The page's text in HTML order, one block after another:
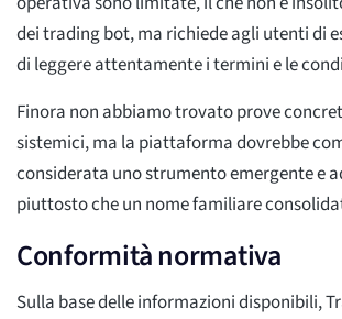
dei trading bot, ma richiede agli utenti di
di leggere attentamente i termini e le
Finora non abbiamo trovato prove
sistemici, ma la piattaforma dovrebbe
considerata uno strumento emergente e
piuttosto che un nome familiare
Conformità normativa
Sulla base delle informazioni disponibili,